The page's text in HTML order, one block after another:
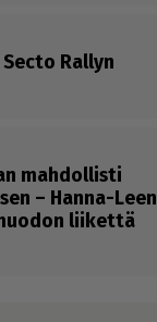
Secto Rallyn
mahdollisti
– Hanna-
liikettä